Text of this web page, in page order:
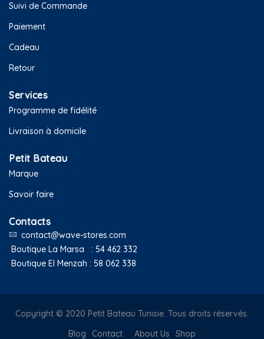
Suivi de Commande
Paiement
Cadeau
Retour
Services
Programme de fidélité
Livraison à domicile
Petit Bateau
Marque
Savoir faire
Contacts
contact@wave-stores.com
Boutique La Marsa : 54 462 332
Boutique El Menzah : 58 062 338
Copyright © 2020 Petit Bateau Tunisie. Tous droits réservés.
Shop
About Us
Contact
Blog